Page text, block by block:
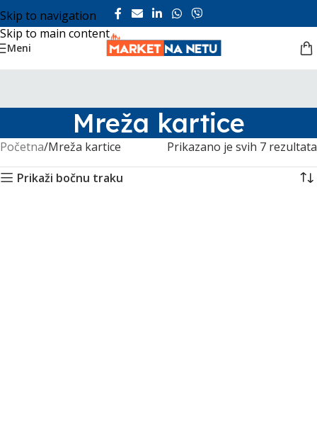
Skip to navigation
Skip to main content
Meni
Mreža kartice
Početna Mreža kartice
Prikazano je svih 7 rezultata
Prikaži bočnu traku